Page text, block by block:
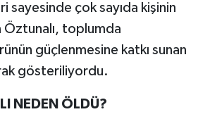
sayesinde çok sayıda kişinin
Öztunalı, toplumda
güçlenmesine katkı sunan
gösteriliyordu.
NEDEN ÖLDÜ?